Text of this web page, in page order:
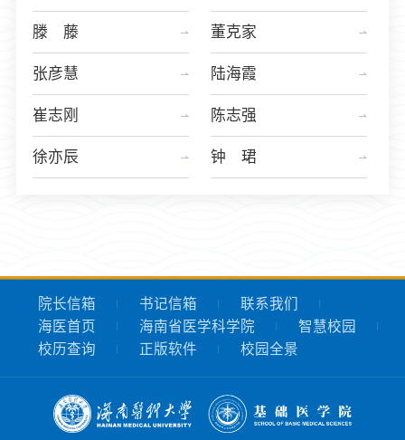
滕 藤 董克家
张彦慧 陆海霞
崔志刚 陈志强
徐亦辰 钟 珺
院长信箱 书记信箱
联系我们
海医首页
海南省医学科学院
智慧校园
校历查询
正版软件 校园全景